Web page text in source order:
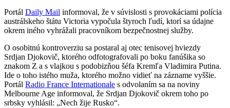
Portál Daily Mail informoval, že v súvislosti s provokáciami polícia
austrálskeho štátu Victoria vypočula štyroch ľudí, ktorí sa údajne
okrem iného vyhrážali pracovníkom bezpečnostnej služby.
O osobitnú kontroverziu sa postaral aj otec tenisovej hviezdy
Srdjan Djokovič, ktorého odfotografovali po boku fanúšika so
znakom Z a s vlajkou s podobizňou šéfa Kremľa Vladimira Putina.
Ide o toho istého muža, ktorého možno vidieť na zázname vyššie.
Portál Radio France Internationale s odvolaním sa na noviny
Melbourne Age informoval, že Srdjan Djokovič okrem toho po
srbsky vyhlásil: „Nech žije Rusko“.